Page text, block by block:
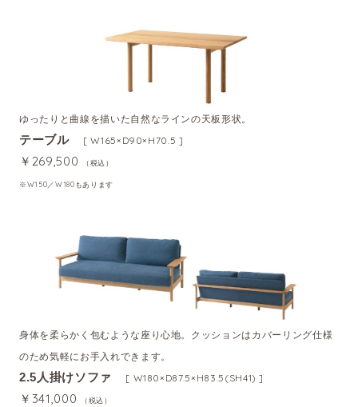
ゆったりと曲線を描いた自然なラインの天板形状。
テーブル [ W165×D90×H70.5 ]
￥269,500 （税込）
※W150／W180もあります
身体を柔らかく包むような座り心地。クッションはカバーリング仕様
のため気軽にお手入れできます。
2.5人掛けソファ [ W180×D87.5×H83.5(SH41) ]
￥341,000 （税込）